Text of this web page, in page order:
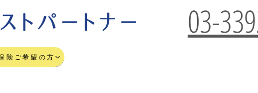
03-
険ご希望の方